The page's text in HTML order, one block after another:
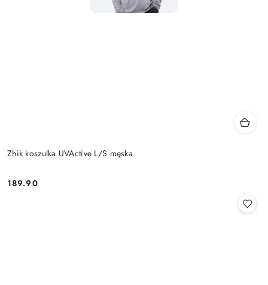
Zhik koszulka UVActive L/S męska
Cena:
189.90